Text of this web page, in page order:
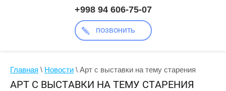
+998 94 606-75-07
ПОЗВОНИТЬ
Главная \ Новости \ Арт с выставки на тему старения
АРТ С ВЫСТАВКИ НА ТЕМУ СТАРЕНИЯ